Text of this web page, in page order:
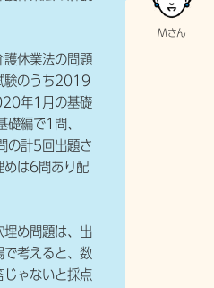
護休業法の問題
験のうち2019
年1月の基礎
編で1問、
の計5回出題さ
めは6問あり配
埋め問題は、出
で考えると、数
じゃないと採点